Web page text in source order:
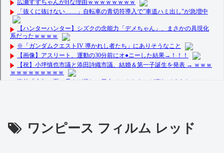
ワンピース フィルム レッド